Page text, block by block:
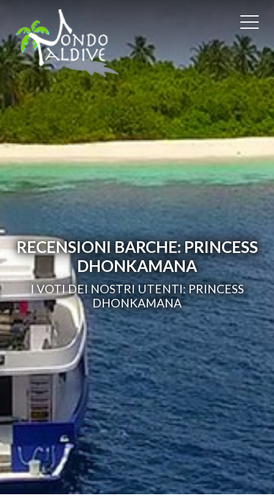
RECENSIONI BARCHE: PRINCESS
DHONKAMANA
I VOTI DEI NOSTRI UTENTI: PRINCESS
DHONKAMANA